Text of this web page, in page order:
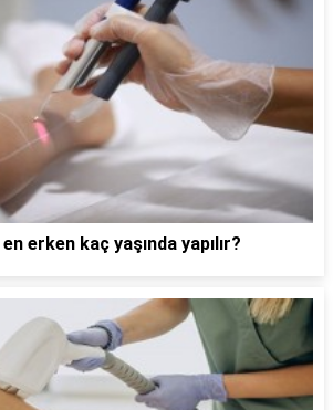
erken kaç yaşında yapılır?